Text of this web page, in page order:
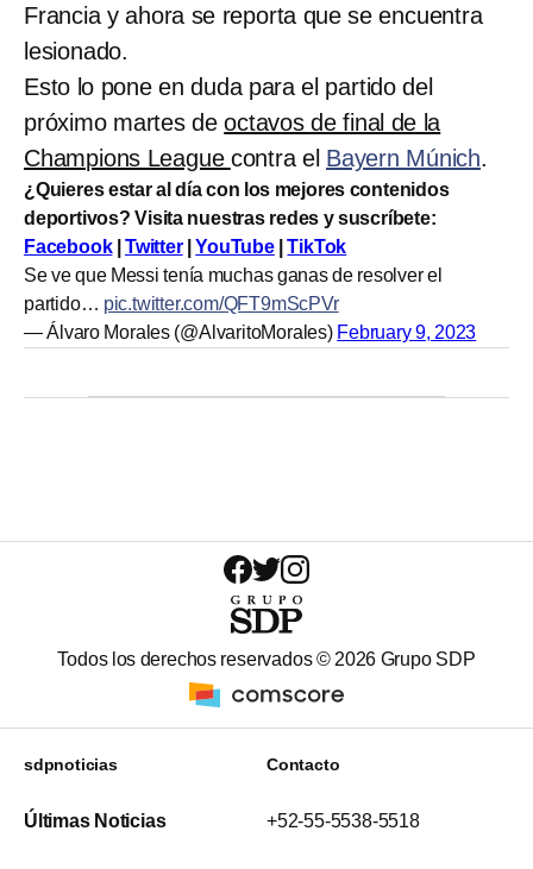
Francia y ahora se reporta que se encuentra
lesionado.
Esto lo pone en duda para el partido del
próximo martes deoctavos de final de la
Champions League contra el Bayern Múnich.
¿Quieres estar al día con los mejores contenidos
deportivos? Visita nuestras redes y suscríbete:
Facebook|Twitter|YouTube|TikTok
Se ve que Messi tenía muchas ganas de resolver el
partido… pic.twitter.com/QFT9mScPVr
— Álvaro Morales (@AlvaritoMorales) February 9, 2023
Todos los derechos reservados © 2026 Grupo SDP
sdpnoticias
Últimas Noticias
Contacto
+52-55-5538-5518